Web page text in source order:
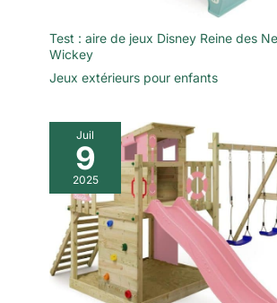
Test : aire de jeux Disney Reine des
Wickey
Jeux extérieurs pour enfants
Juil
9
2025